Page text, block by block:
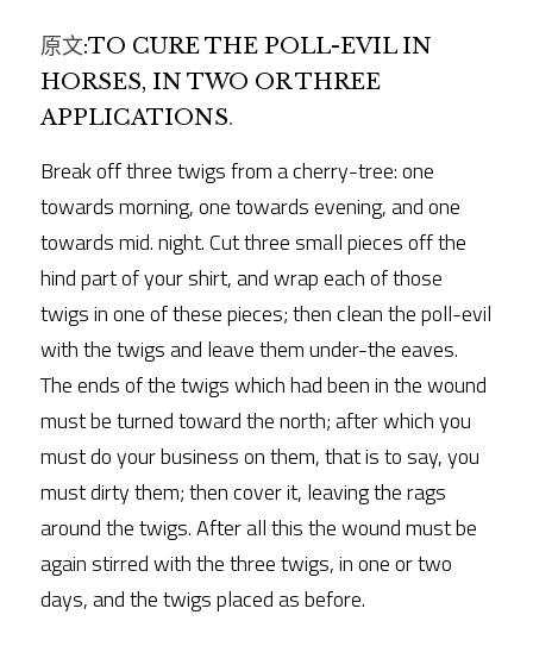
原文:TO CURE THE POLL-EVIL IN
HORSES, IN TWO OR THREE
APPLICATIONS.
Break off three twigs from a cherry-tree: one
towards morning, one towards evening, and one
towards mid. night. Cut three small pieces off the
hind part of your shirt, and wrap each of those
twigs in one of these pieces; then clean the poll-evil
with the twigs and leave them under-the eaves.
The ends of the twigs which had been in the wound
must be turned toward the north; after which you
must do your business on them, that is to say, you
must dirty them; then cover it, leaving the rags
around the twigs. After all this the wound must be
again stirred with the three twigs, in one or two
days, and the twigs placed as before.